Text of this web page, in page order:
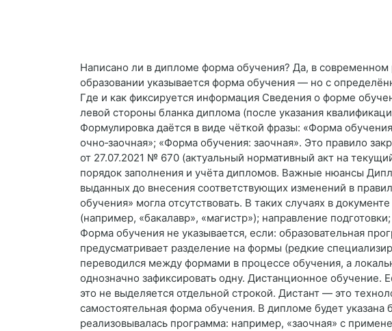
Написано ли в дипломе форма обучения? Да, в
образовании указывается форма обучения — но с
Где и как фиксируется информация Сведения о форме
левой стороны бланка диплома (после указания
Формулировка даётся в виде чёткой фразы: «Форма
очно‑заочная»; «Форма обучения: заочная». Это правило
от 27.07.2021 № 670 (актуальный нормативный акт на
порядок заполнения и учёта дипломов. Важные нюансы
выданных до внесения соответствующих изменений в
обучения» могла отсутствовать. В таких случаях в
(например, «бакалавр», «магистр»); направление
Форма обучения не указывается, если: образовательная
предусматривает разделение на формы (редкие
переводился между формами в процессе обучения, а
однозначно зафиксировать одну. Дистанционное обучение.
это не выделяется отдельной строкой. Дистант — это
самостоятельная форма обучения. В дипломе будет указана
реализовывалась программа: например, «заочная» с